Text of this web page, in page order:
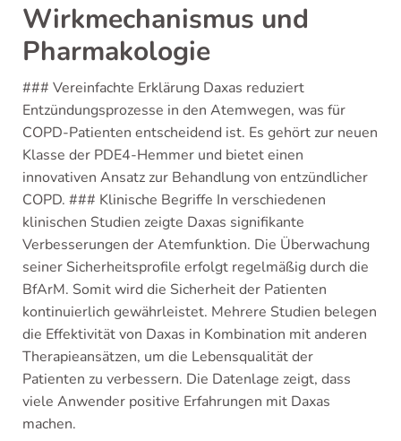
Wirkmechanismus und
Pharmakologie
### Vereinfachte Erklärung Daxas reduziert
Entzündungsprozesse in den Atemwegen, was für
COPD-Patienten entscheidend ist. Es gehört zur neuen
Klasse der PDE4-Hemmer und bietet einen
innovativen Ansatz zur Behandlung von entzündlicher
COPD. ### Klinische Begriffe In verschiedenen
klinischen Studien zeigte Daxas signifikante
Verbesserungen der Atemfunktion. Die Überwachung
seiner Sicherheitsprofile erfolgt regelmäßig durch die
BfArM. Somit wird die Sicherheit der Patienten
kontinuierlich gewährleistet. Mehrere Studien belegen
die Effektivität von Daxas in Kombination mit anderen
Therapieansätzen, um die Lebensqualität der
Patienten zu verbessern. Die Datenlage zeigt, dass
viele Anwender positive Erfahrungen mit Daxas
machen.